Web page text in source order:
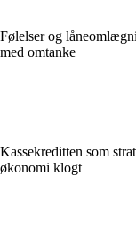
Følelser og
med omtanke
Kassekreditten som
økonomi klogt